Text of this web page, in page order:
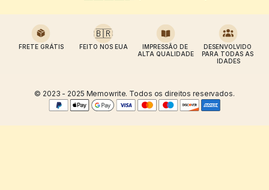
FRETE GRÁTIS
🇧🇷
FEITO NOS EUA
IMPRESSÃO DE
ALTA QUALIDADE
DESENVOLVIDO
PARA TODAS AS
IDADES
© 2023 - 2025 Memowrite. Todos os direitos reservados.